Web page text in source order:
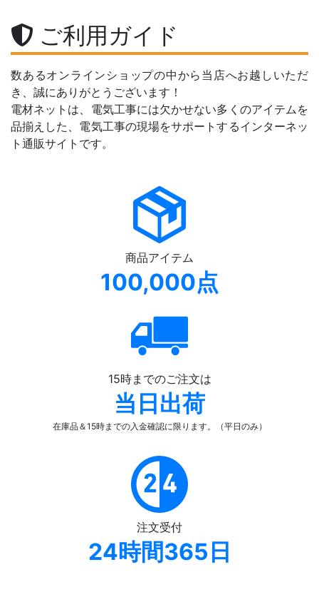
ご利用ガイド
数あるオンラインショップの中から当店へお越しいただ
き、誠にありがとうございます！
電材ネットは、電気工事には欠かせない多くのアイテムを
品揃えした、電気工事の現場をサポートするインターネッ
ト通販サイトです。
商品アイテム
100,000点
15時までのご注文は
当日出荷
在庫品＆15時までの入金確認に限ります。（平日のみ）
注文受付
24時間365日